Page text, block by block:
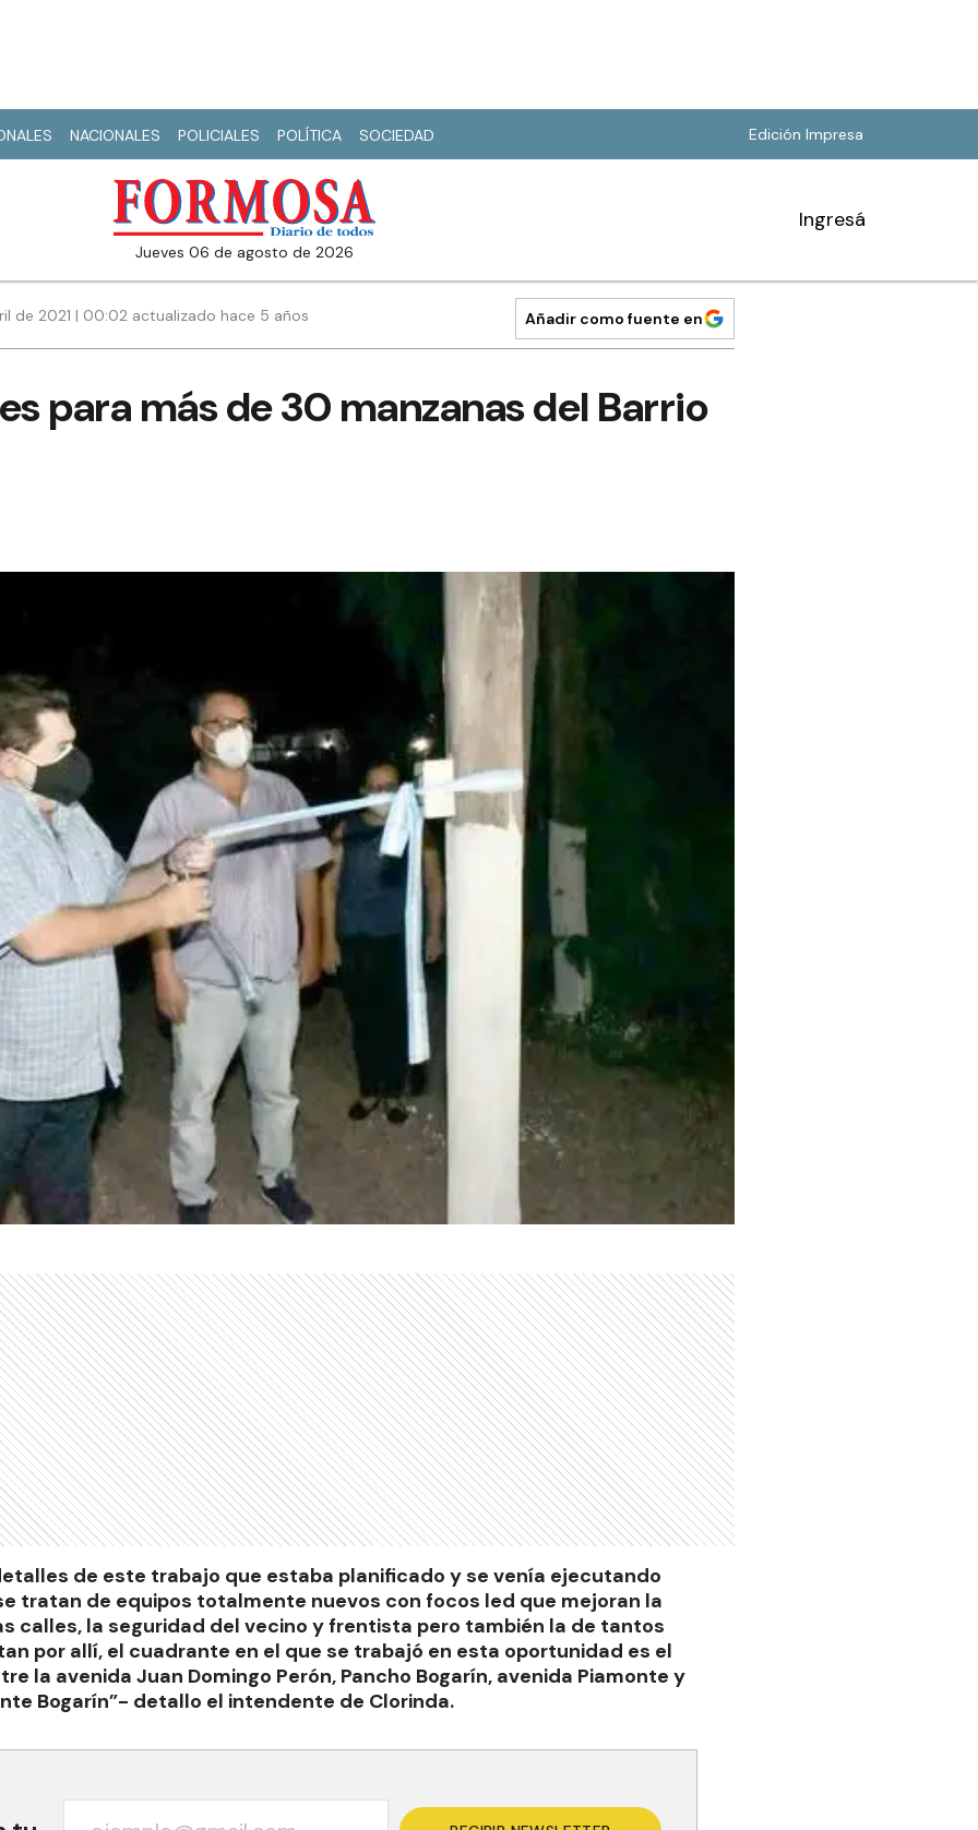
NACIONALES POLICIALES POLÍTICA SOCIEDAD Edición Impresa
jueves 06 de agosto de 2026
Ingresá
de 2021 | 00:02 actualizado hace 5 años Añadir como fuente en
para más de 30 manzanas del Barrio
de este trabajo que estaba planificado y se venía ejecutando
tratan de equipos totalmente nuevos con focos led que mejoran la
calles, la seguridad del vecino y frentista pero también la de tantos
por allí, el cuadrante en el que se trabajó en esta oportunidad es el
la avenida Juan Domingo Perón, Pancho Bogarín, avenida Piamonte y
Bogarín”- detallo el intendente de Clorinda.